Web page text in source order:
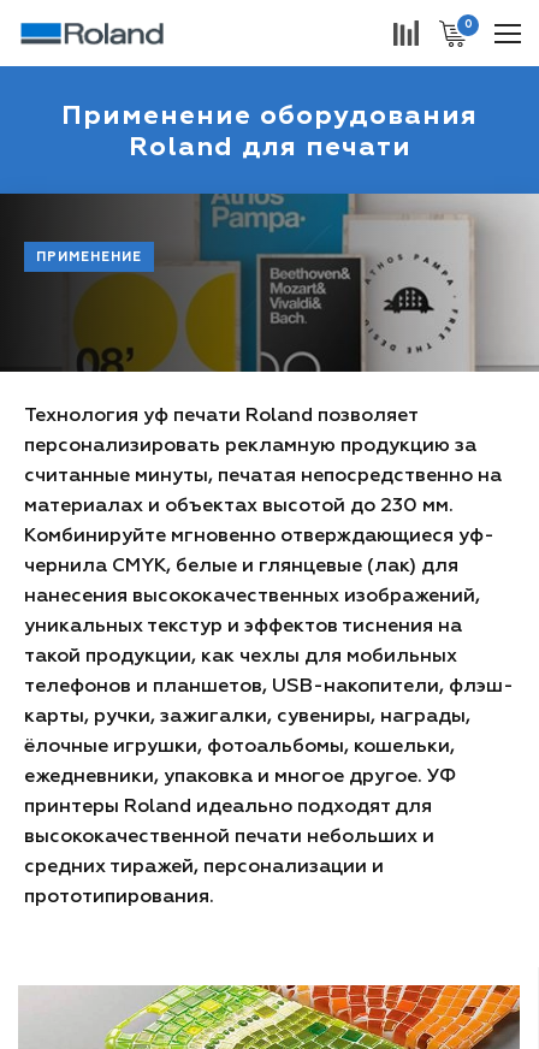
0
Применение оборудования
Roland для печати
ПРИМЕНЕНИЕ
Технология уф печати Roland позволяет
персонализировать рекламную продукцию за
считанные минуты, печатая непосредственно на
материалах и объектах высотой до 230 мм.
Комбинируйте мгновенно отверждающиеся уф-
чернила CMYK, белые и глянцевые (лак) для
нанесения высококачественных изображений,
уникальных текстур и эффектов тиснения на
такой продукции, как чехлы для мобильных
телефонов и планшетов, USB-накопители, флэш-
карты, ручки, зажигалки, сувениры, награды,
ёлочные игрушки, фотоальбомы, кошельки,
ежедневники, упаковка и многое другое. УФ
принтеры Roland идеально подходят для
высококачественной печати небольших и
средних тиражей, персонализации и
прототипирования.